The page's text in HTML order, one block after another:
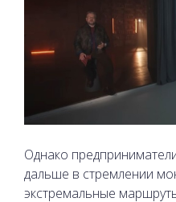
Однако
дальше в стремлении
экстремальные